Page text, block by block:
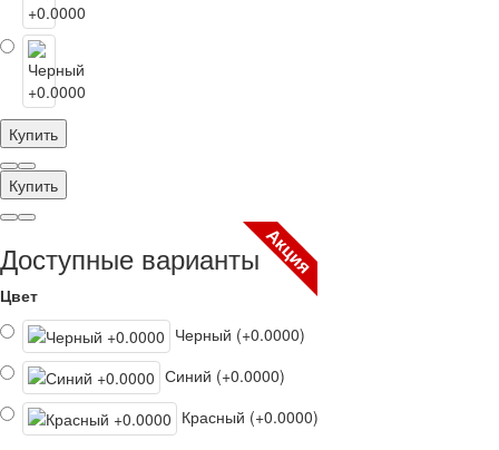
Купить
Купить
Доступные варианты
Цвет
Черный (+0.0000)
Синий (+0.0000)
Красный (+0.0000)
Акция